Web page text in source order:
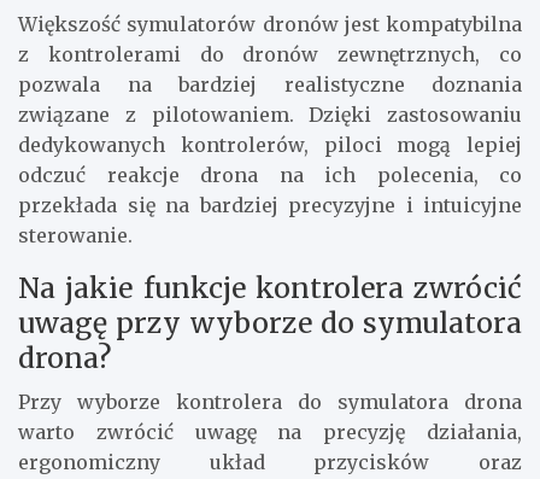
Większość symulatorów dronów jest kompatybilna
z kontrolerami do dronów zewnętrznych, co
pozwala na bardziej realistyczne doznania
związane z pilotowaniem. Dzięki zastosowaniu
dedykowanych kontrolerów, piloci mogą lepiej
odczuć reakcje drona na ich polecenia, co
przekłada się na bardziej precyzyjne i intuicyjne
sterowanie.
Na jakie funkcje kontrolera zwrócić
uwagę przy wyborze do symulatora
drona?
Przy wyborze kontrolera do symulatora drona
warto zwrócić uwagę na precyzję działania,
ergonomiczny układ przycisków oraz